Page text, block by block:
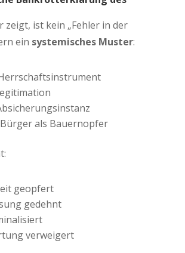
zeigt, ist kein „Fehler in der
ein systemisches Muster:
als Bauernopfer
geopfert
gedehnt
verweigert